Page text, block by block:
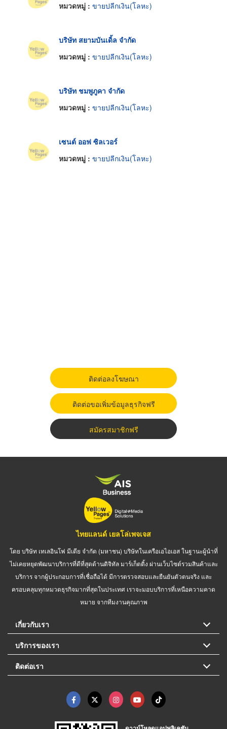
หมวดหมู่ : ขายปลีกเงิน(โลหะ)
บริษัท สยามบันเดิ้ล จำกัด
หมวดหมู่ : ขายปลีกเงิน(โลหะ)
บริษัท ชมพูภูคา จำกัด
หมวดหมู่ : ขายปลีกเงิน(โลหะ)
เซนต์ ออฟ ซิลเวอร์
หมวดหมู่ : ขายปลีกเงิน(โลหะ)
ติดต่อลงโฆษณา
ติดต่อขอเพิ่มข้อมูลธุรกิจฟรี
สมัครสมาชิกฟรี
ไทยแลนด์ เยลโล่เพจเจส
โดย บริษัท เทเลอินโฟ มีเดีย จำกัด (มหาชน) บริษัทในเครือเอไอเอส ในฐานะผู้นำที่
ไม่เคยหยุดพัฒนาบริการที่ดีที่สุดด้านดิจิทัล มาร์เก็ตติ้ง ผ่านเว็บไซต์รวมสินค้าและ
บริการ จากผู้ประกอบการที่เชื่อถือได้ มีการตรวจสอบและยืนยันตัวตนจริง และ
ครอบคลุมทุกหมวดธุรกิจมากที่สุดในประเทศ เราจะมอบบริการที่เหนือความคาด
หมาย จากทีมงานคุณภาพ
เกี่ยวกับเรา
บริการของเรา
ติดต่อเรา